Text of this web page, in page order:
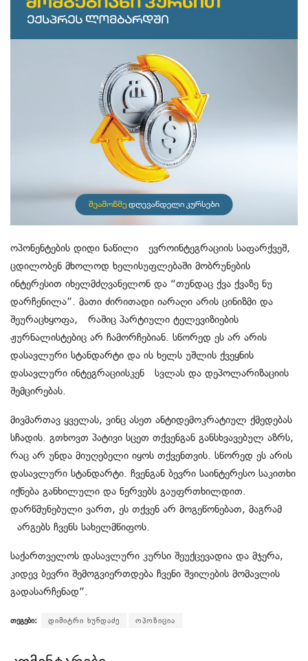
ოპონენტების დიდი ნაწილი ევროინტეგრაციის საფარქვეშ,
ცდილობენ მხოლოდ ხელისუფლებაში მობრუნების
ინტერესით იხელმძღვანელონ და “თუნდაც ქვა ქვაზე ნუ
დარჩენილა”. მათი ძირითადი იარაღი არის ცინიზმი და
შეურაცხყოფა, რაშიც პარტიული ტელევიზიების
ჟურნალისტებიც არ ჩამორჩებიან. სწორედ ეს არ არის
დასავლური სტანდარტი და ის ხელს უშლის ქვეყნის
დასავლური ინტეგრაციისკენ სვლას და დეპოლარიზაციის
შემცირებას.
მივმართავ ყველას, ვინც ასეთ ანტიდემოკრატიულ ქმედებას
სჩადის. გთხოვთ პატივი სცეთ თქვენგან განსხვავებულ აზრს,
რაც არ უნდა მიუღებელი იყოს თქვენთვის. სწორედ ეს არის
დასავლური სტანდარტი. ჩვენგან ბევრი საინტერესო საკითხი
იქნება განხილული და ნერვებს გაუფრთხილდით.
დარწმუნებული ვართ, ეს თქვენ არ მოგეწონებათ, მაგრამ
არგებს ჩვენს სახელმწიფოს.
საქართველოს დასავლური კურსი შეუქცევადია და მჯერა,
კიდევ ბევრი შემოგვიერთდება ჩვენი შვილების მომავლის
გადასარჩენად”.
თეგები: დიმიტრი ხუნდაძე ოპოზიცია